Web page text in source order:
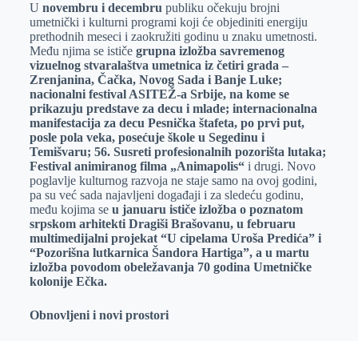
U novembru i decembru publiku očekuju brojni
umetnički i kulturni programi koji će objediniti energiju
prethodnih meseci i zaokružiti godinu u znaku umetnosti.
Među njima se ističe grupna izložba savremenog
vizuelnog stvaralaštva umetnica iz četiri grada –
Zrenjanina, Čačka, Novog Sada i Banje Luke;
nacionalni festival ASITEŽ-a Srbije, na kome se
prikazuju predstave za decu i mlade; internacionalna
manifestacija za decu Pesnička štafeta, po prvi put,
posle pola veka, posećuje škole u Segedinu i
Temišvaru; 56. Susreti profesionalnih pozorišta lutaka;
Festival animiranog filma „Animapolis“ i drugi. Novo
poglavlje kulturnog razvoja ne staje samo na ovoj godini,
pa su već sada najavljeni događaji i za sledeću godinu,
među kojima se u januaru ističe izložba o poznatom
srpskom arhitekti Dragiši Brašovanu, u februaru
multimedijalni projekat “U cipelama Uroša Predića” i
“Pozorišna lutkarnica Šandora Hartiga”, a u martu
izložba povodom obeležavanja 70 godina Umetničke
kolonije Ečka.
Obnovljeni i novi prostori